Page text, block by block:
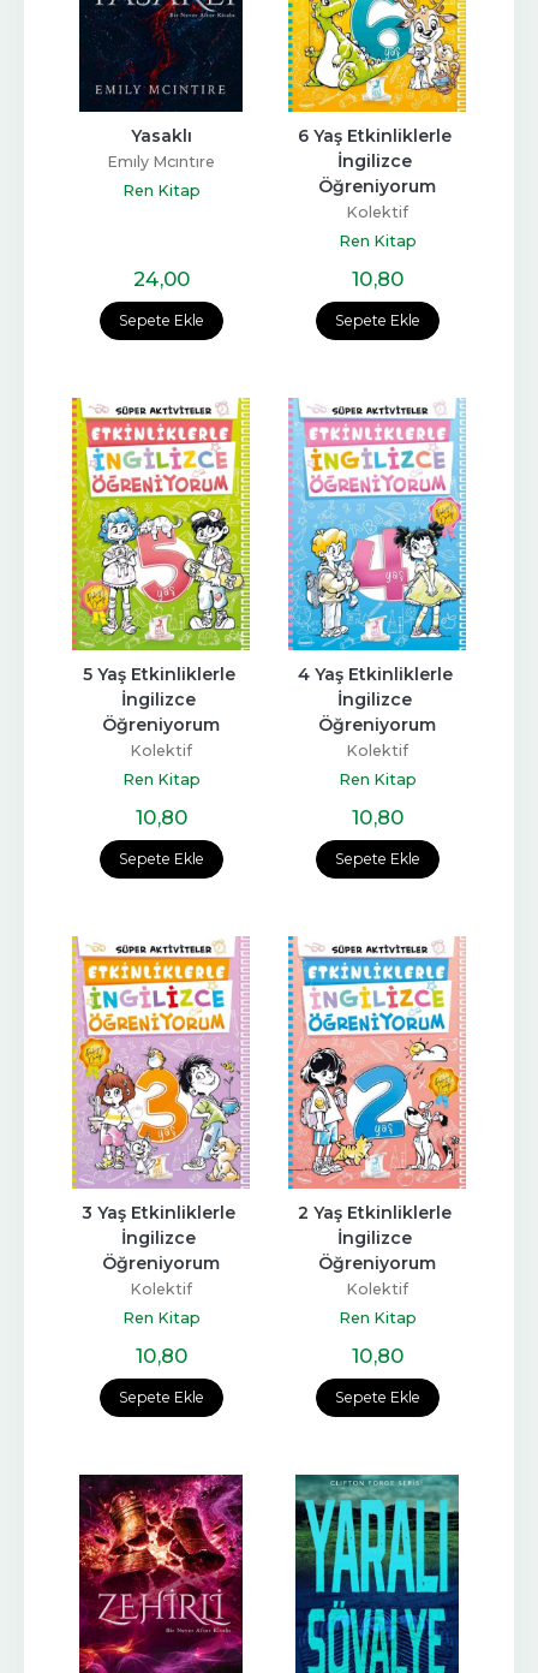
Sepete Ekle
Yasaklı
Emıly Mcıntıre
Ren Kitap
24,00
Sepete Ekle
6 Yaş Etkinliklerle
İngilizce
Öğreniyorum
Kolektif
Ren Kitap
10,80
Sepete Ekle
5 Yaş Etkinliklerle
İngilizce
Öğreniyorum
Kolektif
Ren Kitap
10,80
Sepete Ekle
4 Yaş Etkinliklerle
İngilizce
Öğreniyorum
Kolektif
Ren Kitap
10,80
Sepete Ekle
3 Yaş Etkinliklerle
İngilizce
Öğreniyorum
Kolektif
Ren Kitap
10,80
Sepete Ekle
2 Yaş Etkinliklerle
İngilizce
Öğreniyorum
Kolektif
Ren Kitap
10,80